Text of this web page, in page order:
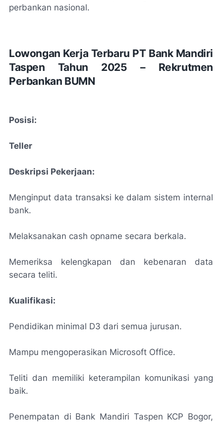
perbankan nasional.
Lowongan Kerja Terbaru PT Bank Mandiri
Taspen Tahun 2025 – Rekrutmen
Perbankan BUMN
Posisi:
Teller
Deskripsi Pekerjaan:
Menginput data transaksi ke dalam sistem internal
bank.
Melaksanakan cash opname secara berkala.
Memeriksa kelengkapan dan kebenaran data
secara teliti.
Kualifikasi:
Pendidikan minimal D3 dari semua jurusan.
Mampu mengoperasikan Microsoft Office.
Teliti dan memiliki keterampilan komunikasi yang
baik.
Penempatan di Bank Mandiri Taspen KCP Bogor,